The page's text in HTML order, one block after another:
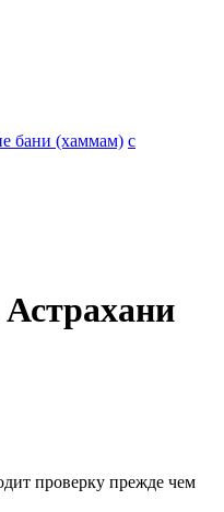
бани (хаммам) с
проверку прежде чем